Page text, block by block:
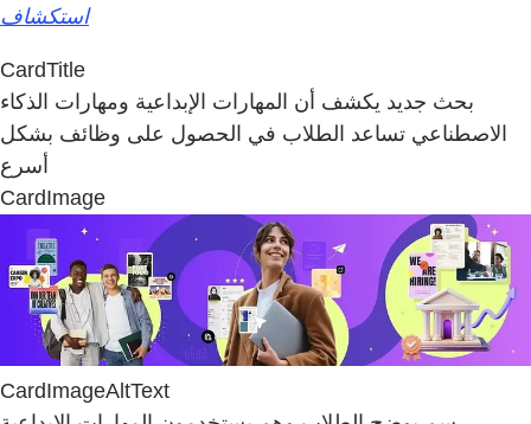
استكشاف
CardTitle
بحث جديد يكشف أن المهارات الإبداعية ومهارات الذكاء
الاصطناعي تساعد الطلاب في الحصول على وظائف بشكل
أسرع
CardImage
CardImageAltText